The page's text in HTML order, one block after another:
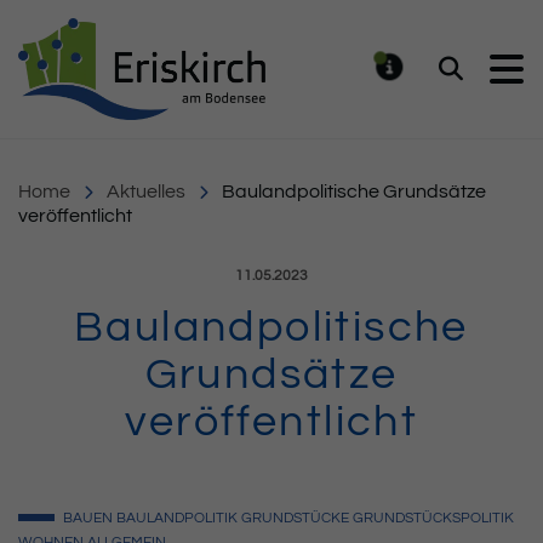
Suchen
Home Aktuelles
Baulandpolitische Grundsätze
veröffentlicht
Veröffentlicht am:
11.05.2023
Baulandpolitische
Grundsätze
veröffentlicht
BAUEN BAULANDPOLITIK GRUNDSTÜCKE GRUNDSTÜCKSPOLITIK